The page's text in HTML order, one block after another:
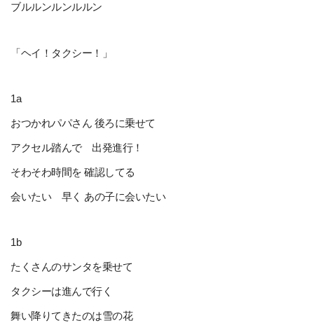
ブルルンルンルルン
「ヘイ！タクシー！」
1a
おつかれパパさん 後ろに乗せて
アクセル踏んで 出発進行！
そわそわ時間を 確認してる
会いたい 早く あの子に会いたい
1b
たくさんのサンタを乗せて
タクシーは進んで行く
舞い降りてきたのは雪の花